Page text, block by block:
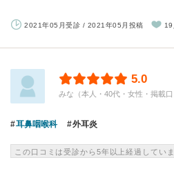
2021年05月受診 / 2021年05月投稿 19
5.0
みな（本人・40代・女性・掲載口
耳鼻咽喉科 外耳炎
この口コミは受診から5年以上経過していま